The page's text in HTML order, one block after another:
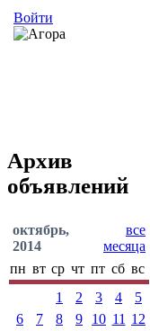
Войти
Архив
объявлений
октябрь,
2014
все
месяца
пн вт ср чт пт сб вс
1
2 3 4
5
6
7 8 9 10 11 12